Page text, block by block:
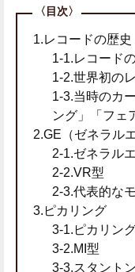
1.レコードの歴史
1-1.レコード
1-2.世界初の
1-3.当時のカ
ング」「フェ
2.GE（ゼネラル
2-1.ゼネラル
2-2.VR型
2-3.代表的な
3.ピカリング
3-1.ピカリン
3-2.MI型
3-3.スタント